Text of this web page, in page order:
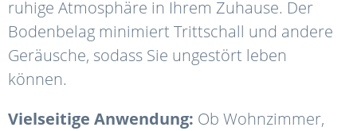
ruhige Atmosphäre in Ihrem Zuhause. Der
Bodenbelag minimiert Trittschall und andere
Geräusche, sodass Sie ungestört leben
können.
Vielseitige Anwendung: Ob Wohnzimmer,